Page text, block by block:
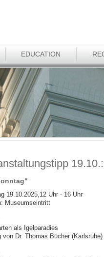
EDUCATION
19.10.2025,12 Uhr - 16 Uhr
Museumseintritt
als Igelparadies
von Dr. Thomas Bücher (Karlsruhe)